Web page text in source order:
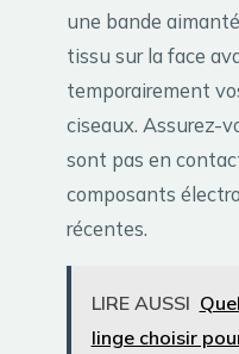
une bande
tissu sur la face
temporairement
ciseaux. Assurez-
sont pas en
composants
récentes.
LIRE AUSSI
linge choisir